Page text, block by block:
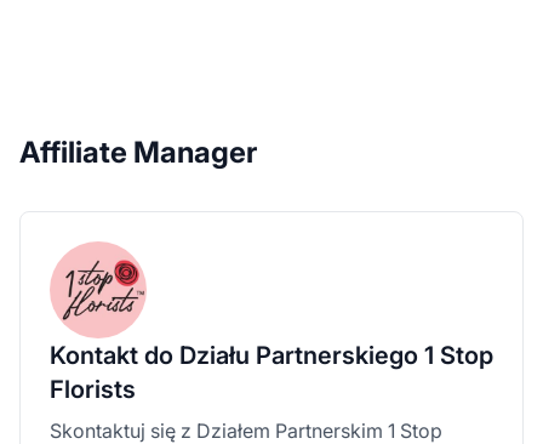
Affiliate Manager
Kontakt do Działu Partnerskiego 1 Stop
Florists
Skontaktuj się z Działem Partnerskim 1 Stop